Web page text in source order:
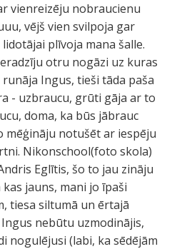
vienreizēju nobraucienu
vējš vien svilpoja gar
plīvoja mana šalle.
otru nogāzi uz kuras
Ingus, tieši tāda paša
- uzbraucu, grūti gāja ar to
doma, ka būs jābrauc
mēģināju notušēt ar iespēju
Nikonschool(foto skola)
Eglītis, šo to jau zināju
jauns, mani jo īpaši
tiesa siltumā un ērtajā
nebūtu uzmodinājis,
nogulējusi (labi, ka sēdējām